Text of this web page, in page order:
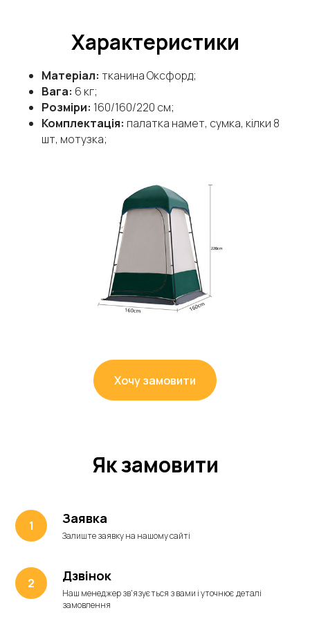
Характеристики
Матеріал: тканина Оксфорд;
Вага: 6 кг;
Розміри: 160/160/220 см;
Комплектація: палатка намет, сумка, кілки 8
шт, мотузка;
Хочу замовити
Як замовити
Заявка
Залиште заявку на нашому сайті
Дзвінок
Наш менеджер зв'язується з вами і уточнює деталі
замовлення